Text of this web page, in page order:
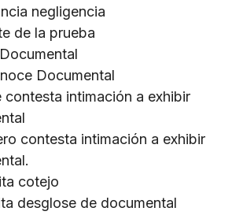
negligencia
de la prueba
Documental
contesta intimación a exhibir
contesta intimación a exhibir
cotejo
desglose de documental